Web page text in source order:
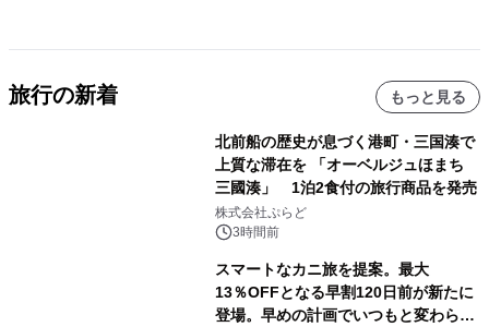
旅行の新着 もっと見る
北前船の歴史が息づく港町・三国湊で
上質な滞在を 「オーベルジュほまち
三國湊」 1泊2食付の旅行商品を発売
株式会社ぷらど
3時間前
スマートなカニ旅を提案。最大
13％OFFとなる早割120日前が新たに
登場。早めの計画でいつもと変わらぬ